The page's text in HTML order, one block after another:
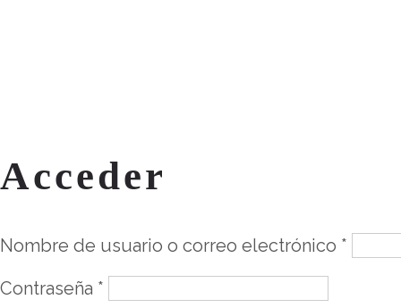
Acceder
Nombre de usuario o correo electrónico *
Contraseña *